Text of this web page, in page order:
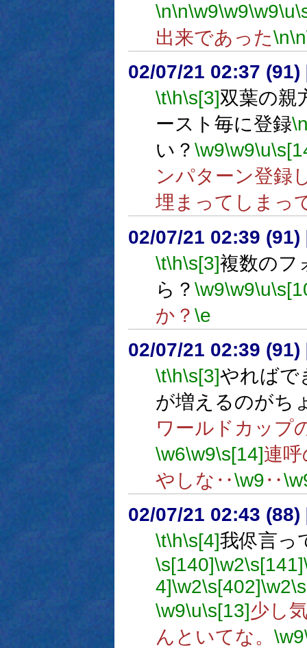
\n\n\w9\w9\w9\u
出来であった\n\n
02/07/21 02:37 (91)
\t\h\s[3]双葉の親
ースト毎に登録
い？ \w9\w9\u
ンパターン登録
埋まってしまっ
02/07/21 02:39 (91)
\t\h\s[3]複数のフ
ら？ \w9\w9\u
か？ \e
02/07/21 02:39 (91)
\t\h\s[3]やればで
が増えるのがち
ワールドカップ
\w6\w9\s[14]連
やしな‥\w9‥
02/07/21 02:43 (88)
\t\h\s[4]我侭言っ
\s[140]\w2\s[141]
4]\w2\s[402]\w2
\w9\u\s[13]少し
んといてな。 \w9